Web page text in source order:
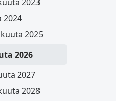
2024
2025
2026
2027
2028